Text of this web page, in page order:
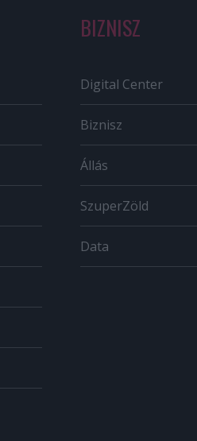
BIZNISZ
Digital Center
Biznisz
Állás
SzuperZöld
Data